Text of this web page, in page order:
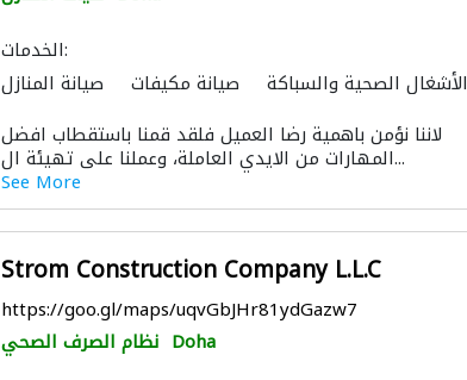
الخدمات:
صيانة المنازل
صيانة مكيفات الأشغال الصحية والسباكة
لاننا نؤمن باهمية رضا العميل فلقد قمنا باستقطاب افضل
المهارات من الايدي العاملة، وعملنا على تهيئة ال...
See More
Strom Construction Company L.L.C
https://goo.gl/maps/uqvGbJHr81ydGazw7
نظام الصرف الصحي Doha